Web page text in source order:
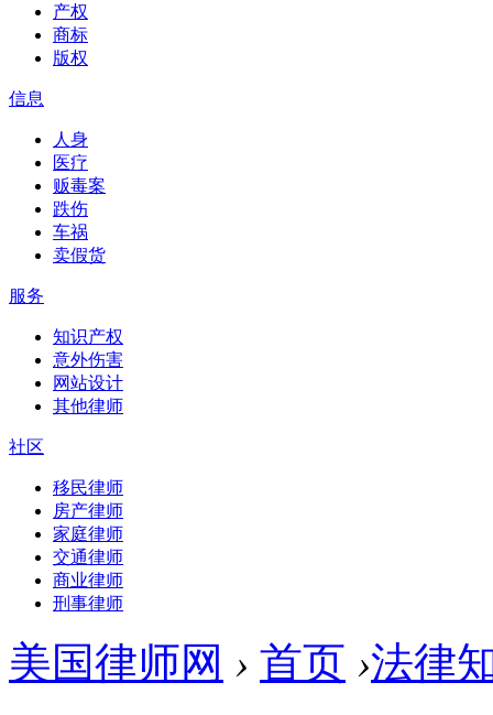
产权
商标
版权
信息
人身
医疗
贩毒案
跌伤
车祸
卖假货
服务
知识产权
意外伤害
网站设计
其他律师
社区
移民律师
房产律师
家庭律师
交通律师
商业律师
刑事律师
美国律师网 › 首页 ›法律